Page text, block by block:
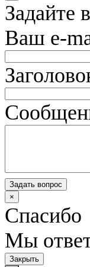
Задайте
Ваш e-
Задать вопрос
×
Спасибо
Мы
Закрыть